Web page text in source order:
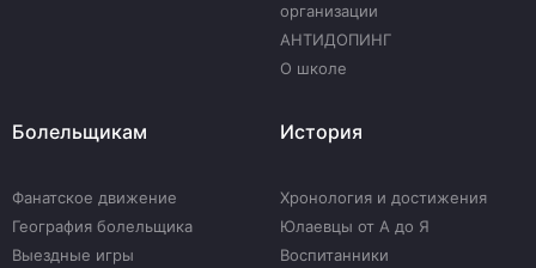
организации
АНТИДОПИНГ
О школе
Болельщикам
Фанатское движение
География болельщика
Выездные игры
История
Хронология и достижения
Юлаевцы от А до Я
Воспитанники